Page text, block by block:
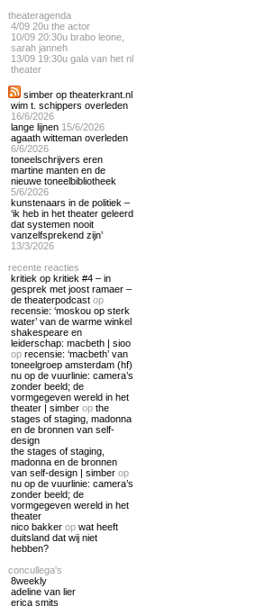
theateragenda
4/09 20u the actor
10/09 20:30u brabo leone,
sarah janneh
13/09 19:30u gala van het nl
theater
simber op theaterkrant.nl
wim t. schippers overleden
16/6/2026
lange lijnen 15/6/2026
agaath witteman overleden
6/6/2026
toneelschrijvers eren
martine manten en de
nieuwe toneelbibliotheek
5/6/2026
kunstenaars in de politiek –
‘ik heb in het theater geleerd
dat systemen nooit
vanzelfsprekend zijn’
13/3/2026
recente reacties
kritiek op kritiek #4 – in
gesprek met joost ramaer –
de theaterpodcast op
recensie: ‘moskou op sterk
water’ van de warme winkel
shakespeare en
leiderschap: macbeth | sioo
op recensie: ‘macbeth’ van
toneelgroep amsterdam (hf)
nu op de vuurlinie: camera’s
zonder beeld; de
vormgegeven wereld in het
theater | simber op the
stages of staging, madonna
en de bronnen van self-
design
the stages of staging,
madonna en de bronnen
van self-design | simber op
nu op de vuurlinie: camera’s
zonder beeld; de
vormgegeven wereld in het
theater
nico bakker op wat heeft
duitsland dat wij niet
hebben?
concullega's
8weekly
adeline van lier
erica smits